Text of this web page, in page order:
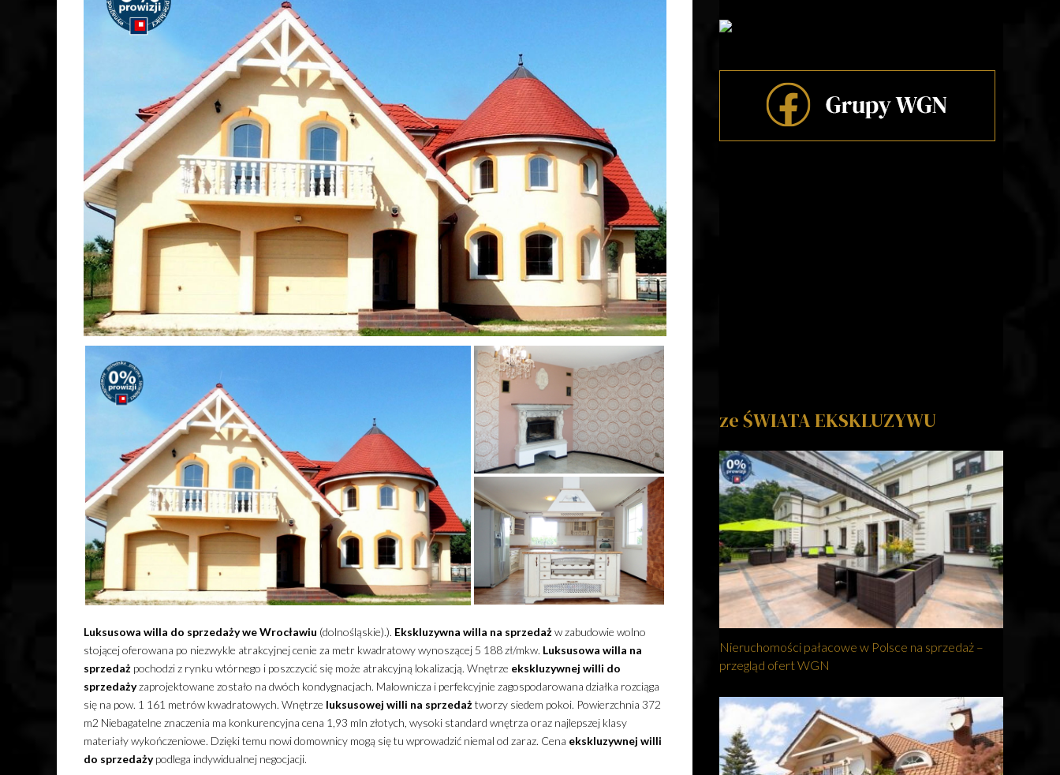
Luksusowa willa do sprzedaży we Wrocławiu (dolnośląskie).). Ekskluzywna willa na sprzedażw zabudowie wolno
stojącej oferowana po niezwykle atrakcyjnej cenie za metr kwadratowy wynoszącej 5 188 zł/mkw. Luksusowa willa na
sprzedażpochodzi z rynku wtórnego i poszczycić się może atrakcyjną lokalizacją. Wnętrze ekskluzywnej willi do
sprzedażyzaprojektowane zostało na dwóch kondygnacjach. Malownicza i perfekcyjnie zagospodarowana działka rozciąga
się na pow. 1 161 metrów kwadratowych. Wnętrze luksusowej willi na sprzedażtworzy siedem pokoi. Powierzchnia 372
m2 Niebagatelne znaczenia ma konkurencyjna cena 1,93 mln złotych, wysoki standard wnętrza oraz najlepszej klasy
materiały wykończeniowe. Dzięki temu nowi domownicy mogą się tu wprowadzić niemal od zaraz. Cena ekskluzywnej willi
do sprzedażypodlega indywidualnej negocjacji.
ze ŚWIATA EKSKLUZYWU
Nieruchomości pałacowe w Polsce na sprzedaż –
przegląd ofert WGN